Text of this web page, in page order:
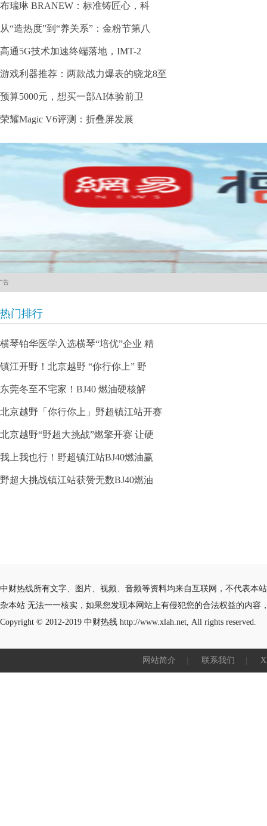
布瑞琳 BRANEW：标准铸匠心，科
从“造热度”到“养关系”：金粉节第八
高通5G技术加速终端落地，IMT-2
游戏利器推荐：两款战力爆表的骁龙8至
预算5000元，想买一部AI体验前卫
荣耀Magic V6评测：折叠屏发展
告
热门排行
横琴铂华医学入选横琴“培优”企业 精
镇江开野！北京越野 “你行你上” 野
东莞冬至不宅家！BJ40 燃油硬核解
北京越野「你行你上」野超镇江站开赛
北京越野“野超大挑战”燃擎开赛 让硬
我上我也行！野超镇江站BJ40燃油赢
野超大挑战镇江站获赞无数BJ40燃油
中财热线所有文字、图片、视频、音频等资料均来自互联网，不代表本
杂本站 无法一一核实，如果您发现本网站上有侵犯您的合法权益的内容
Copyright © 2012-2019 中财热线 http://www.xlah.net, All rights reserved.
网站简介 联系我们